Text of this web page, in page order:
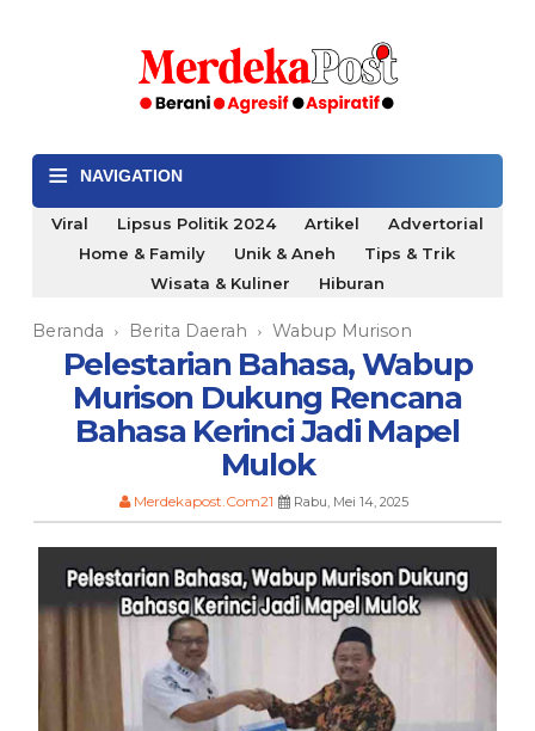
≡ NAVIGATION
Viral Lipsus Politik 2024 Artikel
Advertorial
Home & Family
Unik & Aneh
Tips & Trik
Wisata & Kuliner
Hiburan
Beranda › Berita Daerah › Wabup Murison
Pelestarian Bahasa, Wabup
Murison Dukung Rencana
Bahasa Kerinci Jadi Mapel
Mulok
Merdekapost.Com21 Rabu, Mei 14, 2025